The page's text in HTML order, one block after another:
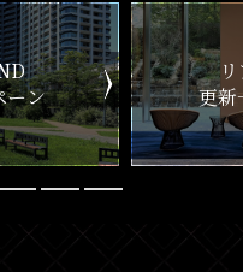
ム
ック